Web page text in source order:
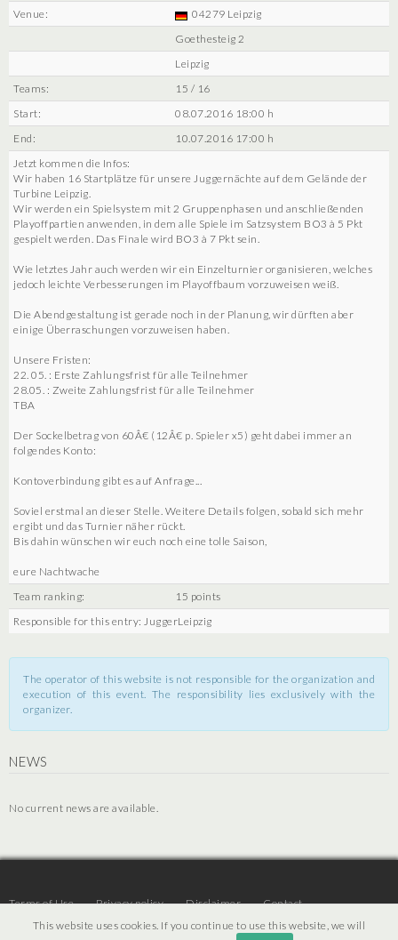
Venue:
04279 Leipzig
Goethesteig 2
Leipzig
Teams:
15 / 16
Start:
08.07.2016 18:00 h
End:
10.07.2016 17:00 h
Jetzt kommen die Infos:
Wir haben 16 Startplätze für unsere Juggernächte auf dem Gelände der
Turbine Leipzig.
Wir werden ein Spielsystem mit 2 Gruppenphasen und anschließenden
Playoffpartien anwenden, in dem alle Spiele im Satzsystem BO3 à 5 Pkt
gespielt werden. Das Finale wird BO3 à 7 Pkt sein.
Wie letztes Jahr auch werden wir ein Einzelturnier organisieren, welches
jedoch leichte Verbesserungen im Playoffbaum vorzuweisen weiß.
Die Abendgestaltung ist gerade noch in der Planung, wir dürften aber
einige Überraschungen vorzuweisen haben.
Unsere Fristen:
22. 05. : Erste Zahlungsfrist für alle Teilnehmer
28.05. : Zweite Zahlungsfrist für alle Teilnehmer
TBA
Der Sockelbetrag von 60Â€ (12Â€ p. Spieler x5) geht dabei immer an
folgendes Konto:
Kontoverbindung gibt es auf Anfrage...
Soviel erstmal an dieser Stelle. Weitere Details folgen, sobald sich mehr
ergibt und das Turnier näher rückt.
Bis dahin wünschen wir euch noch eine tolle Saison,
eure Nachtwache
Team ranking:
15 points
Responsible for this entry: JuggerLeipzig
The operator of this website is not responsible for the organization and
execution of this event. The responsibility lies exclusively with the
organizer.
NEWS
No current news are available.
Terms of Use Privacy policy Disclaimer
Contact
This website uses cookies. If you continue to use this website, we will